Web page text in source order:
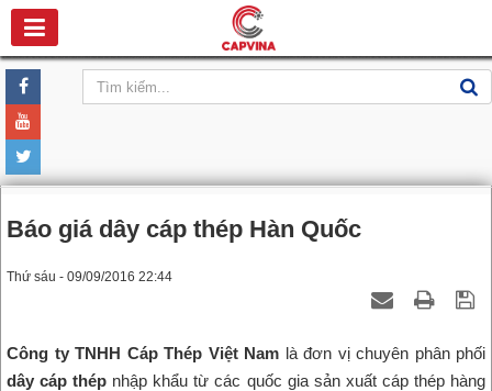
Báo giá dây cáp thép Hàn Quốc
Thứ sáu - 09/09/2016 22:44
Công ty TNHH Cáp Thép Việt Nam là đơn vị chuyên phân phối
dây cáp thép nhập khẩu từ các quốc gia sản xuất cáp thép hàng